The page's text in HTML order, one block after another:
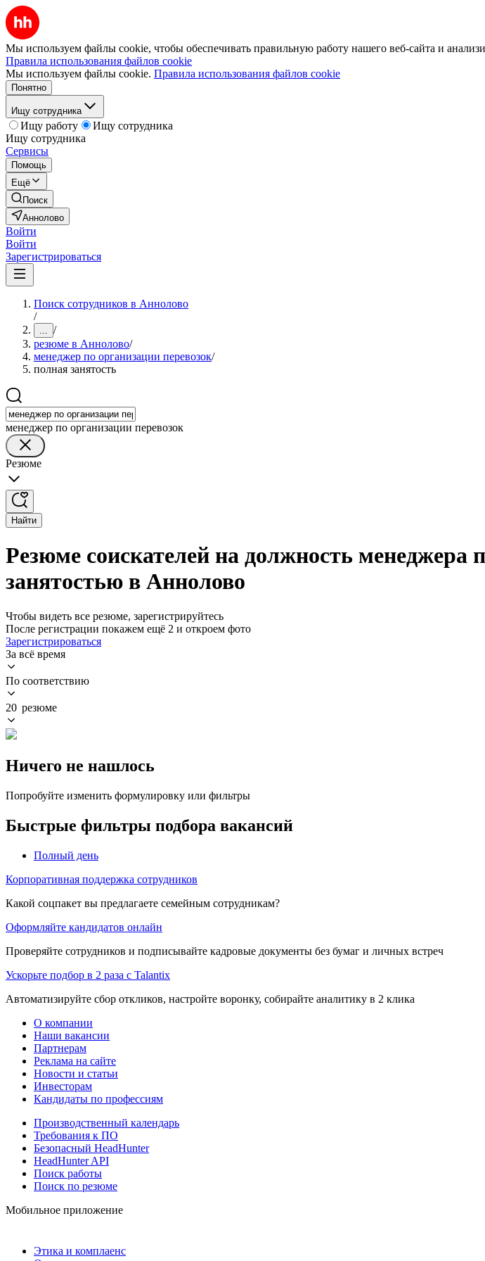
Мы используем файлы cookie, чтобы обеспечивать правильную работу нашего веб-сайта и
Правила использования файлов cookie
Мы используем файлы cookie. Правила использования файлов cookie
Понятно
Ищу сотрудника
Ищу работу
Ищу сотрудника
Ищу сотрудника
Сервисы
Помощь
Ещё
Поиск
Аннолово
Войти
Войти
Зарегистрироваться
Поиск сотрудников в Аннолово
/
... /
резюме в Аннолово/
менеджер по организации перевозок/
полная занятость
менеджер по организации перевозок
Резюме
Найти
Резюме соискателей на должность менеджера
занятостью в Аннолово
Чтобы видеть все резюме, зарегистрируйтесь
После регистрации покажем ещё 2 и откроем фото
Зарегистрироваться
За всё время
По соответствию
20 резюме
Ничего не нашлось
Попробуйте изменить формулировку или фильтры
Быстрые фильтры подбора вакансий
Полный день
Корпоративная поддержка сотрудников
Какой соцпакет вы предлагаете семейным сотрудникам?
Оформляйте кандидатов онлайн
Проверяйте сотрудников и подписывайте кадровые документы без бумаг и личных встреч
Ускорьте подбор в 2 раза с Talantix
Автоматизируйте сбор откликов, настройте воронку, собирайте аналитику в 2 клика
О компании
Наши вакансии
Партнерам
Реклама на сайте
Новости и статьи
Инвесторам
Кандидаты по профессиям
Производственный календарь
Требования к ПО
Безопасный HeadHunter
HeadHunter API
Поиск работы
Поиск по резюме
Мобильное приложение
Этика и комплаенс